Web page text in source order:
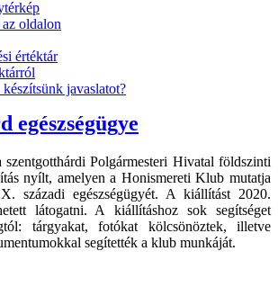
oldalon
értéktár
javaslatot?
egészségügye
Polgármesteri Hivatal földszinti
nyílt, amelyen a Honismereti Klub mutatja
századi egészségügyét. A kiállítást 2020.
látogatni. A kiállításhoz sok segítséget
tárgyakat, fotókat kölcsönöztek, illetve
segítették a klub munkáját.